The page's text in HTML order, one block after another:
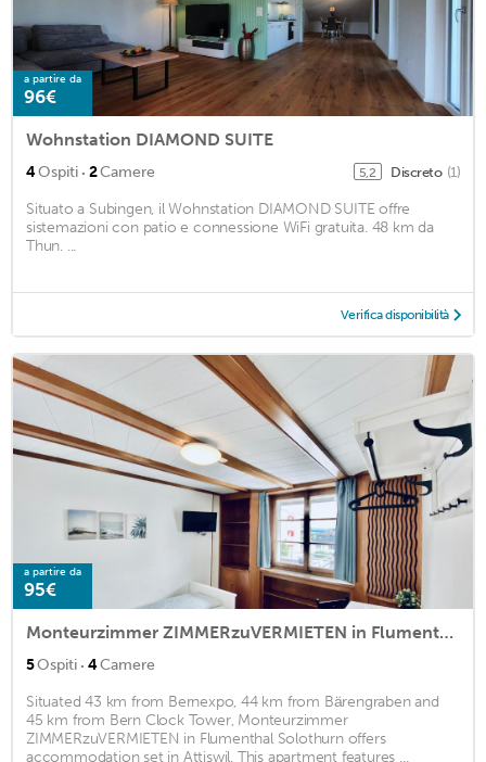
a partire da
96€
Wohnstation DIAMOND SUITE
4Ospiti · 2Camere 5,2 Discreto (1)
Situato a Subingen, il Wohnstation DIAMOND SUITE offre
sistemazioni con patio e connessione WiFi gratuita. 48 km da
Thun. ...
Verifica disponibilità
a partire da
95€
Monteurzimmer ZIMMERzuVERMIETEN in Flumenthal Solothurn
5Ospiti · 4Camere
Situated 43 km from Bernexpo, 44 km from Bärengraben and
45 km from Bern Clock Tower, Monteurzimmer
ZIMMERzuVERMIETEN in Flumenthal Solothurn offers
accommodation set in Attiswil. This apartment features ...